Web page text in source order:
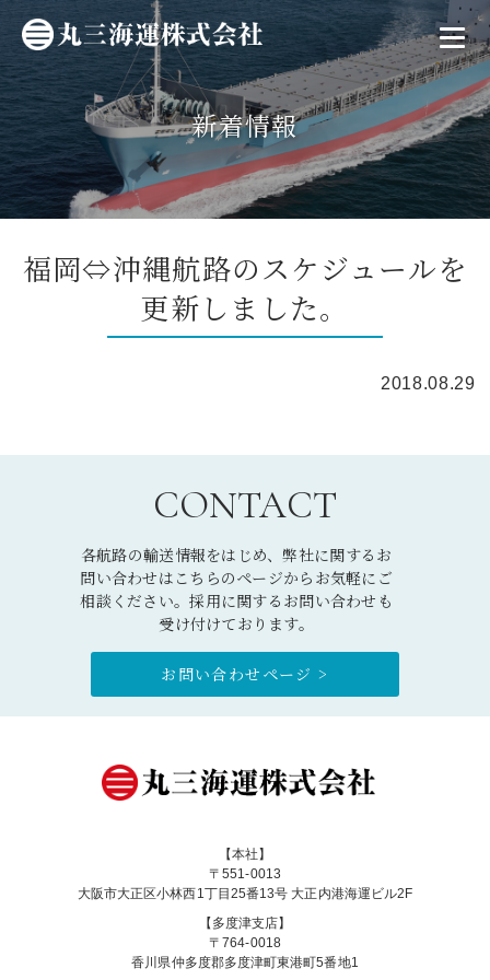
新着情報
福岡⇔沖縄航路のスケジュールを
更新しました。
2018.08.29
CONTACT
各航路の輸送情報をはじめ、弊社に関するお
問い合わせはこちらのページからお気軽にご
相談ください。採用に関するお問い合わせも
受け付けております。
お問い合わせページ >
【本社】
〒551-0013
大阪市大正区小林西1丁目25番13号 大正内港海運ビル2F
【多度津支店】
〒764-0018
香川県仲多度郡多度津町東港町5番地1